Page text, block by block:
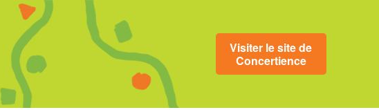
Visiter le site de
Concertience